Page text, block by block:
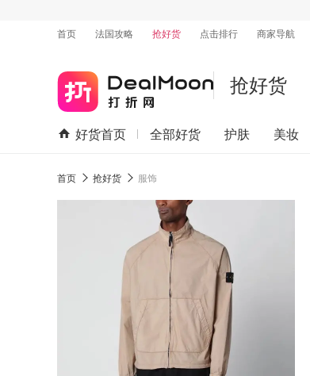
首页
法国攻略 抢好货 点击排行 商家导航
抢好货
好货首页 全部好货 护肤 美妆
首页 抢好货 服饰